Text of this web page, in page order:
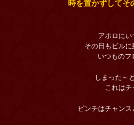
時を置かずしてそ
アポロにい
その日もビル
いつものフ
しまった～
これは
ピンチはチャンス